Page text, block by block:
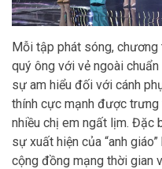
Mỗi tập phát sóng,
quý ông với vẻ ngoài
sự am hiểu đối với cánh
thính cực mạnh được
nhiều chị em ngất lịm. Đặc
sự xuất hiện của “anh
cộng đồng mạng thời gian